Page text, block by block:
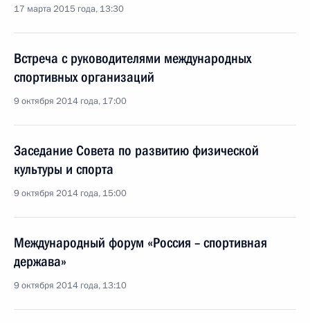
17 марта 2015 года, 13:30
Встреча с руководителями международных
спортивных организаций
9 октября 2014 года, 17:00
Заседание Совета по развитию физической
культуры и спорта
9 октября 2014 года, 15:00
Международный форум «Россия – спортивная
держава»
9 октября 2014 года, 13:10